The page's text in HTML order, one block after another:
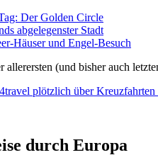
Der Golden Circle
abgelegenster Stadt
Häuser und Engel-Besuch
allerersten (und bisher auch
plötzlich über Kreuzfahrten
durch Europa